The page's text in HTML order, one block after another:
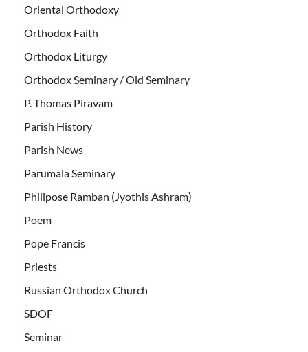
Oriental Orthodoxy
Orthodox Faith
Orthodox Liturgy
Orthodox Seminary / Old Seminary
P. Thomas Piravam
Parish History
Parish News
Parumala Seminary
Philipose Ramban (Jyothis Ashram)
Poem
Pope Francis
Priests
Russian Orthodox Church
SDOF
Seminar